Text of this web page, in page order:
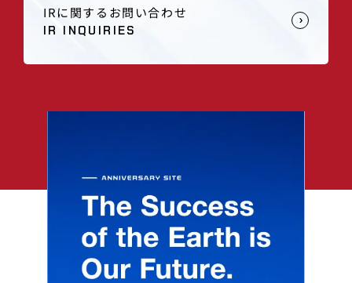
IRに関するお問い合わせ
IR INQUIRIES